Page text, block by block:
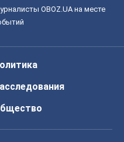
OBOZ.UA на месте